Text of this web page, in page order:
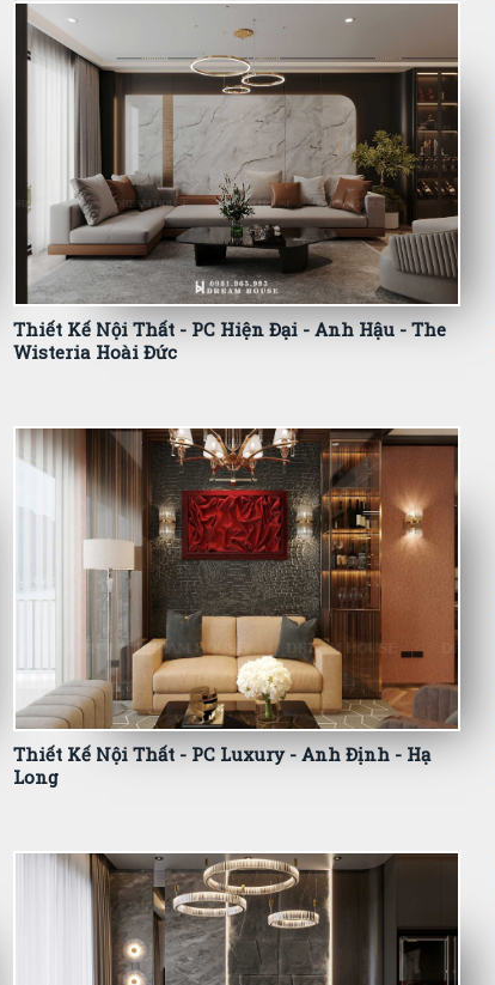
Thiết Kế Nội Thất - PC Hiện Đại - Anh Hậu - The
Wisteria Hoài Đức
Thiết Kế Nội Thất - PC Luxury - Anh Định - Hạ
Long